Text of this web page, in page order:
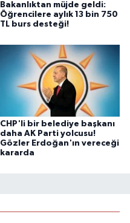
Bakanlıktan müjde geldi:
Öğrencilere aylık 13 bin 750
TL burs desteği!
CHP'li bir belediye başkanı
daha AK Parti yolcusu!
Gözler Erdoğan'ın vereceği
kararda